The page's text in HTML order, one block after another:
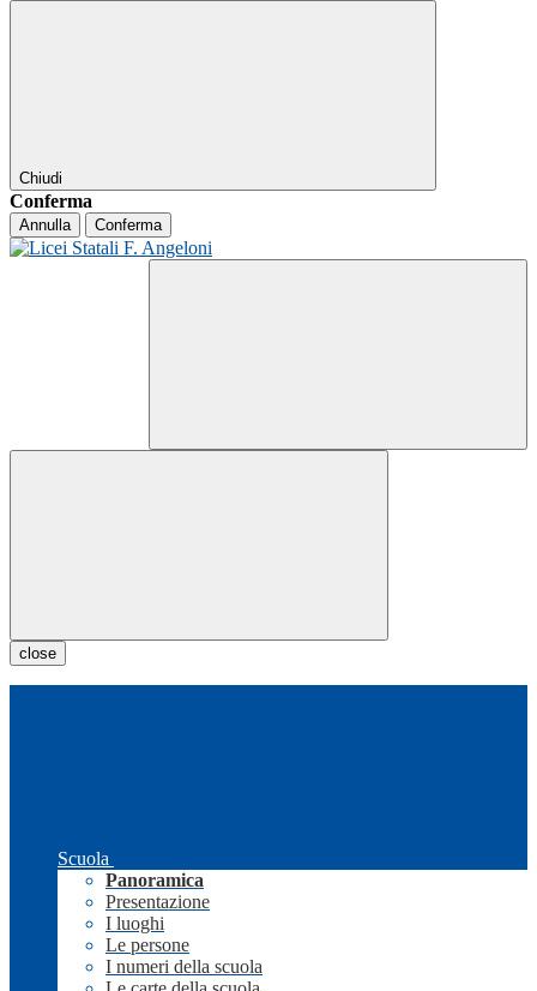
Chiudi
Conferma
Annulla Conferma
close
Scuola
Panoramica
Presentazione
I luoghi
Le persone
I numeri della scuola